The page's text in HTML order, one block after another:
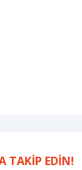
TAKIP EDIN!